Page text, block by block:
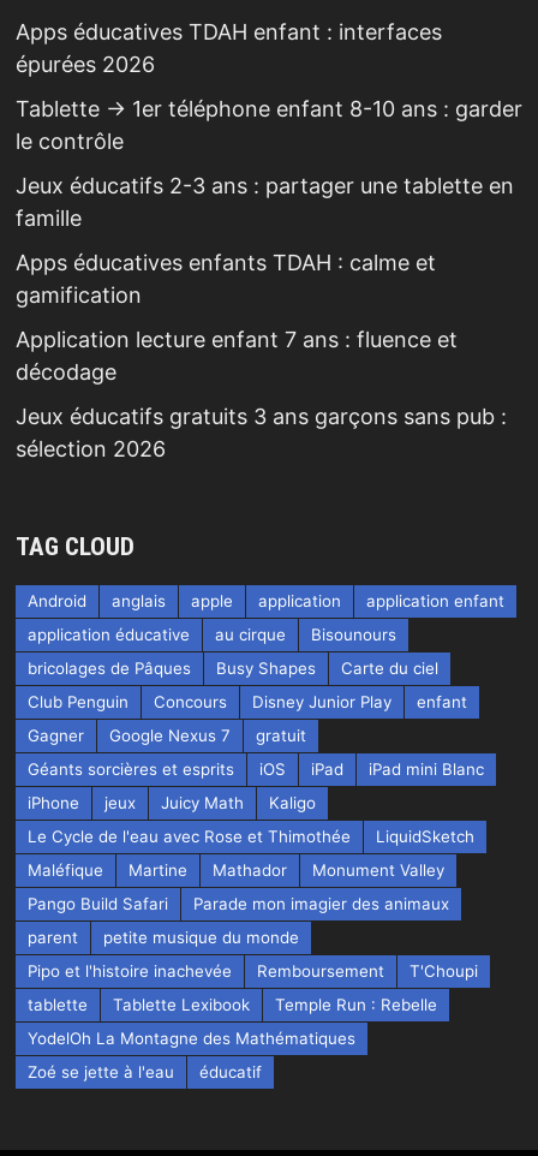
Apps éducatives TDAH enfant : interfaces
épurées 2026
Tablette → 1er téléphone enfant 8-10 ans : garder
le contrôle
Jeux éducatifs 2-3 ans : partager une tablette en
famille
Apps éducatives enfants TDAH : calme et
gamification
Application lecture enfant 7 ans : fluence et
décodage
Jeux éducatifs gratuits 3 ans garçons sans pub :
sélection 2026
TAG CLOUD
Android anglais apple application
application enfant
application éducative
au cirque
Bisounours
bricolages de Pâques
Busy Shapes
Carte du ciel
Club Penguin
Concours Disney Junior Play
enfant
Gagner
Google Nexus 7
gratuit
Géants sorcières et esprits
iOS iPad
iPad mini Blanc
iPhone
jeux Juicy Math
Kaligo
Le Cycle de l'eau avec Rose et Thimothée
LiquidSketch
Maléfique
Martine Mathador
Monument Valley
Pango Build Safari
Parade mon imagier des animaux
parent
petite musique du monde
Pipo et l'histoire inachevée
Remboursement
T'Choupi
tablette
Tablette Lexibook
Temple Run : Rebelle
YodelOh La Montagne des Mathématiques
Zoé se jette à l'eau
éducatif